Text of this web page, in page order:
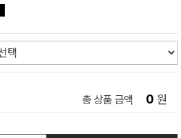
총 상품 금액 0 원